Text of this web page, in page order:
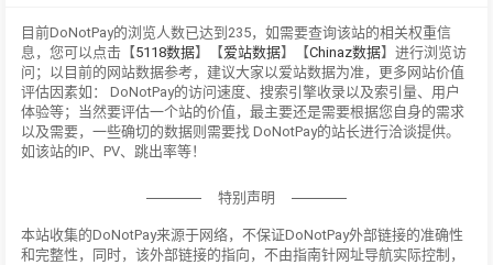
目前DoNotPay的浏览人数已达到235，如需要查询该站的相关权重信
息，您可以点击【5118数据】【爱站数据】【Chinaz数据】进行浏览访
问；以目前的网站数据参考，建议大家以爱站数据为准，更多网站价值
评估因素如： DoNotPay的访问速度、搜索引擎收录以及索引量、用户
体验等；当然要评估一个站的价值，最主要还是需要根据您自身的需求
以及需要，一些确切的数据则需要找 DoNotPay的站长进行洽谈提供。
如该站的IP、PV、跳出率等！
特别声明
本站收集的DoNotPay来源于网络，不保证DoNotPay外部链接的准确性
和完整性，同时，该外部链接的指向，不由指南针网址导航实际控制，